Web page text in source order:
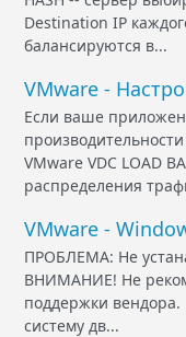
Destination IP
балансируются в...
VMware -
Если ваше
VMware VDC LOAD
распределения
VMware -
ПРОБЛЕМА: Не
ВНИМАНИЕ! Не
поддержки
систему дв...